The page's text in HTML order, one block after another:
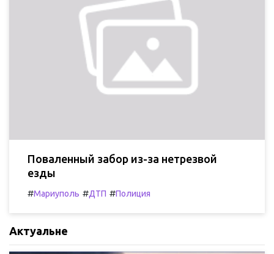
Поваленный забор из-за нетрезвой
езды
#Мариуполь #ДТП #Полиция
Актуальне